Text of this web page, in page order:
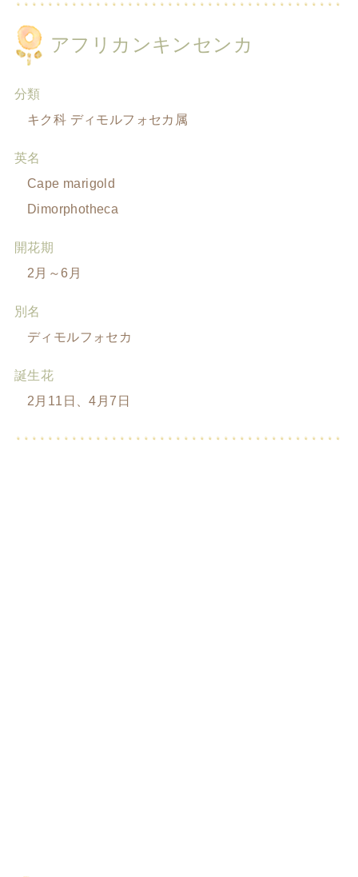
アフリカンキンセンカ
分類
キク科 ディモルフォセカ属
英名
Cape marigold
Dimorphotheca
開花期
2月～6月
別名
ディモルフォセカ
誕生花
2月11日、4月7日